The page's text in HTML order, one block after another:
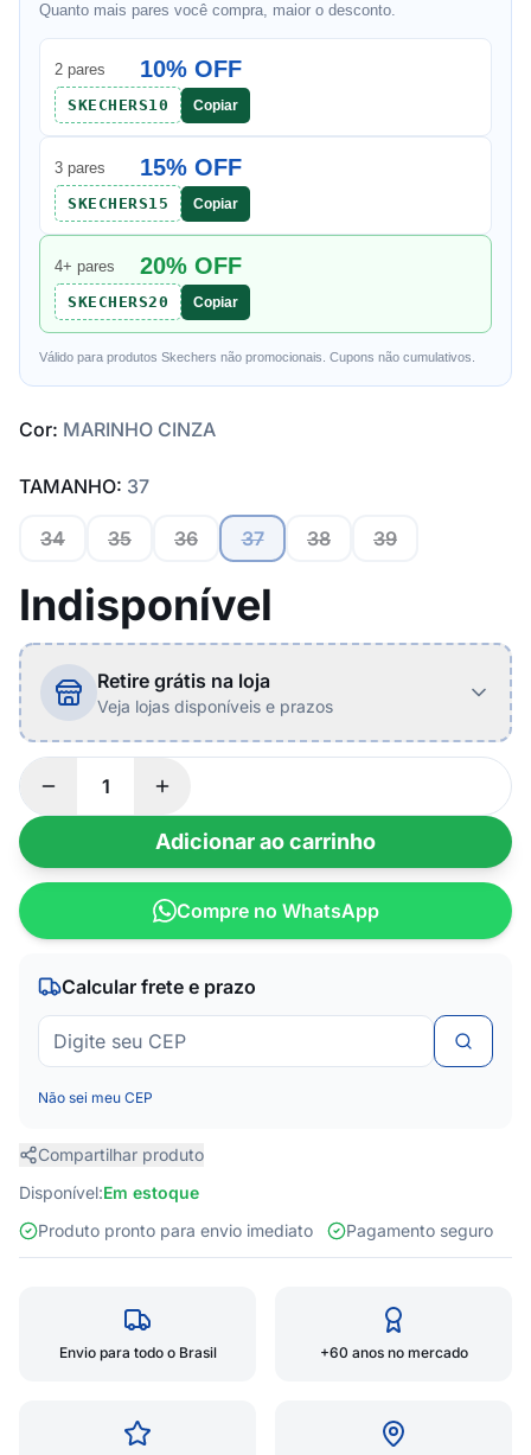
Quanto mais pares você compra, maior o desconto.
2 pares 10% OFF
SKECHERS10 Copiar
3 pares 15% OFF
SKECHERS15 Copiar
4+ pares 20% OFF
SKECHERS20 Copiar
Válido para produtos Skechers não promocionais. Cupons não cumulativos.
Cor: MARINHO CINZA
TAMANHO: 37
34 35 36 37 38 39
Indisponível
Retire grátis na loja
Veja lojas disponíveis e prazos
Adicionar ao carrinho
Compre no WhatsApp
Calcular frete e prazo
Não sei meu CEP
Compartilhar produto
Disponível:Em estoque
Produto pronto para envio imediato
Pagamento seguro
Envio para todo o Brasil +60 anos no mercado